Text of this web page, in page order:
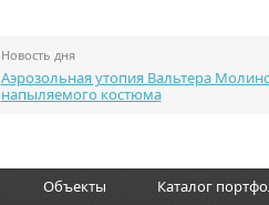
Новость дня
Аэрозольная утопия Вальтера
напыляемого костюма
Объекты Каталог